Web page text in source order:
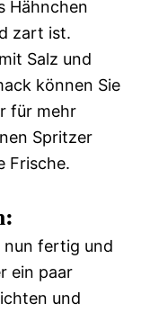
Hähnchen
zart ist.
Salz und
können Sie
für mehr
Spritzer
Frische.
nun fertig und
ein paar
und